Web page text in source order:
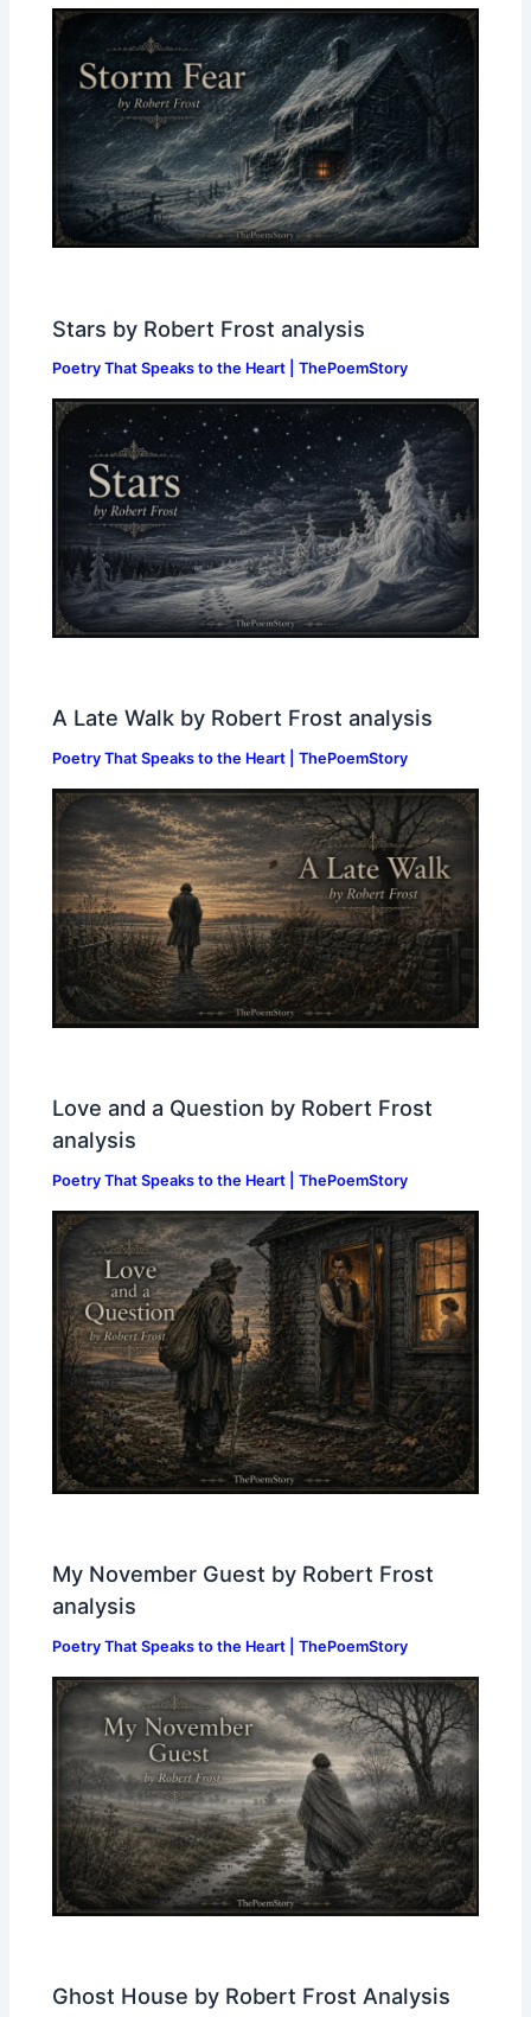
Stars by Robert Frost analysis
Poetry That Speaks to the Heart | ThePoemStory
A Late Walk by Robert Frost analysis
Poetry That Speaks to the Heart | ThePoemStory
Love and a Question by Robert Frost
analysis
Poetry That Speaks to the Heart | ThePoemStory
My November Guest by Robert Frost
analysis
Poetry That Speaks to the Heart | ThePoemStory
Ghost House by Robert Frost Analysis